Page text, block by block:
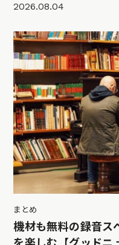
2026.08.04
まとめ
機材も無料の録音ス